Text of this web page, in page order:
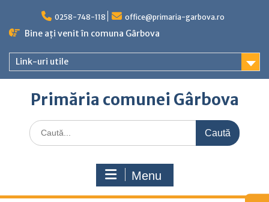
content
0258-748-118 office@primaria-garbova.ro
Bine ați venit în comuna Gârbova
Link-uri utile
Primăria comunei Gârbova
Caută
for:
Menu